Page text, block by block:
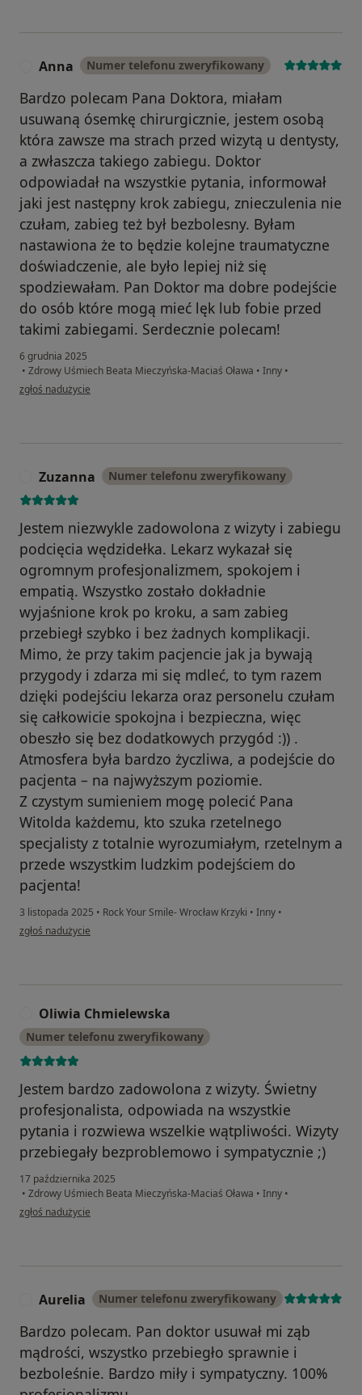
Anna Numer telefonu zweryfikowany
Bardzo polecam Pana Doktora, miałam
usuwaną ósemkę chirurgicznie, jestem osobą
która zawsze ma strach przed wizytą u dentysty,
a zwłaszcza takiego zabiegu. Doktor
odpowiadał na wszystkie pytania, informował
jaki jest następny krok zabiegu, znieczulenia nie
czułam, zabieg też był bezbolesny. Byłam
nastawiona że to będzie kolejne traumatyczne
doświadczenie, ale było lepiej niż się
spodziewałam. Pan Doktor ma dobre podejście
do osób które mogą mieć lęk lub fobie przed
takimi zabiegami. Serdecznie polecam!
6 grudnia 2025
• Zdrowy Uśmiech Beata Mieczyńska-Maciaś Oława • Inny •
w opinii użytkownika Anna
zgłoś nadużycie
Zuzanna Numer telefonu zweryfikowany
Jestem niezwykle zadowolona z wizyty i zabiegu
podcięcia wędzidełka. Lekarz wykazał się
ogromnym profesjonalizmem, spokojem i
empatią. Wszystko zostało dokładnie
wyjaśnione krok po kroku, a sam zabieg
przebiegł szybko i bez żadnych komplikacji.
Mimo, że przy takim pacjencie jak ja bywają
przygody i zdarza mi się mdleć, to tym razem
dzięki podejściu lekarza oraz personelu czułam
się całkowicie spokojna i bezpieczna, więc
obeszło się bez dodatkowych przygód :)) .
Atmosfera była bardzo życzliwa, a podejście do
pacjenta – na najwyższym poziomie.
Z czystym sumieniem mogę polecić Pana
Witolda każdemu, kto szuka rzetelnego
specjalisty z totalnie wyrozumiałym, rzetelnym a
przede wszystkim ludzkim podejściem do
pacjenta!
3 listopada 2025 • Rock Your Smile- Wrocław Krzyki • Inny •
w opinii użytkownika Zuzanna
zgłoś nadużycie
Oliwia Chmielewska
Numer telefonu zweryfikowany
Jestem bardzo zadowolona z wizyty. Świetny
profesjonalista, odpowiada na wszystkie
pytania i rozwiewa wszelkie wątpliwości. Wizyty
przebiegały bezproblemowo i sympatycznie ;)
17 października 2025
• Zdrowy Uśmiech Beata Mieczyńska-Maciaś Oława • Inny •
w opinii użytkownika Oliwia Chmielewska
zgłoś nadużycie
Aurelia Numer telefonu zweryfikowany
Bardzo polecam. Pan doktor usuwał mi ząb
mądrości, wszystko przebiegło sprawnie i
bezboleśnie. Bardzo miły i sympatyczny. 100%